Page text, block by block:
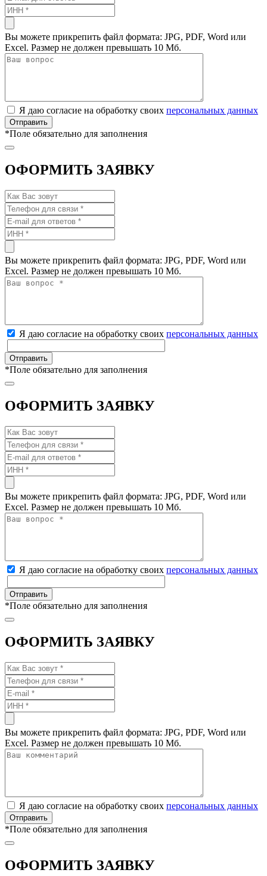
Вы можете прикрепить файл формата: JPG, PDF, Word или
Excel. Размер не должен превышать 10 Мб.
Я даю согласие на обработку своих персональных данных
*Поле обязательно для заполнения
ОФОРМИТЬ ЗАЯВКУ
Вы можете прикрепить файл формата: JPG, PDF, Word или
Excel. Размер не должен превышать 10 Мб.
Я даю согласие на обработку своих персональных данных
*Поле обязательно для заполнения
ОФОРМИТЬ ЗАЯВКУ
Вы можете прикрепить файл формата: JPG, PDF, Word или
Excel. Размер не должен превышать 10 Мб.
Я даю согласие на обработку своих персональных данных
*Поле обязательно для заполнения
ОФОРМИТЬ ЗАЯВКУ
Вы можете прикрепить файл формата: JPG, PDF, Word или
Excel. Размер не должен превышать 10 Мб.
Я даю согласие на обработку своих персональных данных
*Поле обязательно для заполнения
ОФОРМИТЬ ЗАЯВКУ